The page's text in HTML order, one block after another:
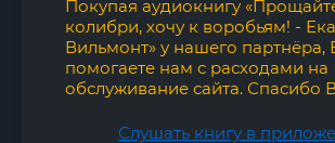
Покупая аудиокнигу
колибри, хочу к воробьям! -
Вильмонт» у нашего партнёра,
помогаете нам с расходами на
обслуживание сайта. Спасибо
Слушать книгу в